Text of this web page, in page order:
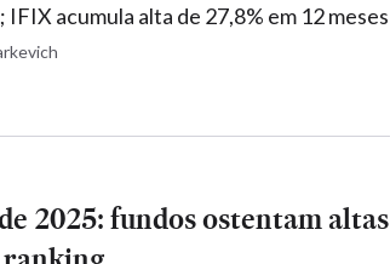
acumula alta de 27,8% em 12 meses
2025: fundos ostentam altas